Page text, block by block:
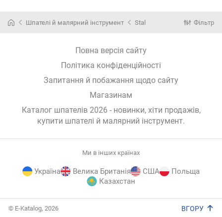
Шпателі й малярний інструмент Stal Фільтр
Повна версія сайту
Політика конфіденційності
Запитання й побажання щодо сайту
Магазинам
Каталог шпателів 2026 - новинки, хіти продажів,
купити шпателі й малярний інструмент.
Ми в інших країнах
Україна Велика Британія США
Польща
Казахстан
© E-Katalog, 2026 ВГОРУ